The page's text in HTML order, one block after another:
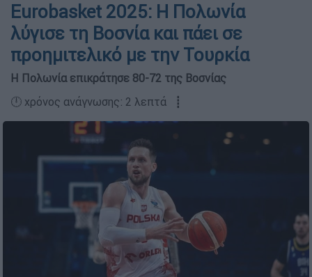
Eurobasket 2025: Η Πολωνία
λύγισε τη Βοσνία και πάει σε
προημιτελικό με την Τουρκία
Η Πολωνία επικράτησε 80-72 της Βοσνίας
🕛 χρόνος ανάγνωσης: 2 λεπτά ┋